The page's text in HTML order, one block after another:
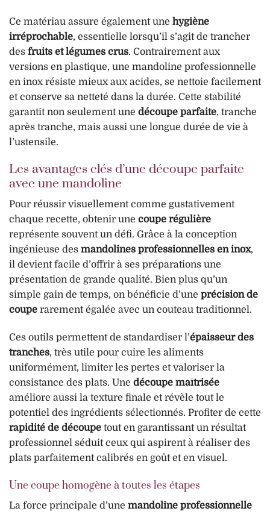
Ce matériau assure également une hygiène
irréprochable, essentielle lorsqu’il s’agit de trancher
des fruits et légumes crus. Contrairement aux
versions en plastique, une mandoline professionnelle
en inox résiste mieux aux acides, se nettoie facilement
et conserve sa netteté dans la durée. Cette stabilité
garantit non seulement une découpe parfaite, tranche
après tranche, mais aussi une longue durée de vie à
l’ustensile.
Les avantages clés d’une découpe parfaite
avec une mandoline
Pour réussir visuellement comme gustativement
chaque recette, obtenir une coupe régulière
représente souvent un défi. Grâce à la conception
ingénieuse des mandolines professionnelles en inox,
il devient facile d’offrir à ses préparations une
présentation de grande qualité. Bien plus qu’un
simple gain de temps, on bénéficie d’une précision de
coupe rarement égalée avec un couteau traditionnel.
Ces outils permettent de standardiser l’épaisseur des
tranches, très utile pour cuire les aliments
uniformément, limiter les pertes et valoriser la
consistance des plats. Une découpe maîtrisée
améliore aussi la texture finale et révèle tout le
potentiel des ingrédients sélectionnés. Profiter de cette
rapidité de découpe tout en garantissant un résultat
professionnel séduit ceux qui aspirent à réaliser des
plats parfaitement calibrés en goût et en visuel.
Une coupe homogène à toutes les étapes
La force principale d’une mandoline professionnelle